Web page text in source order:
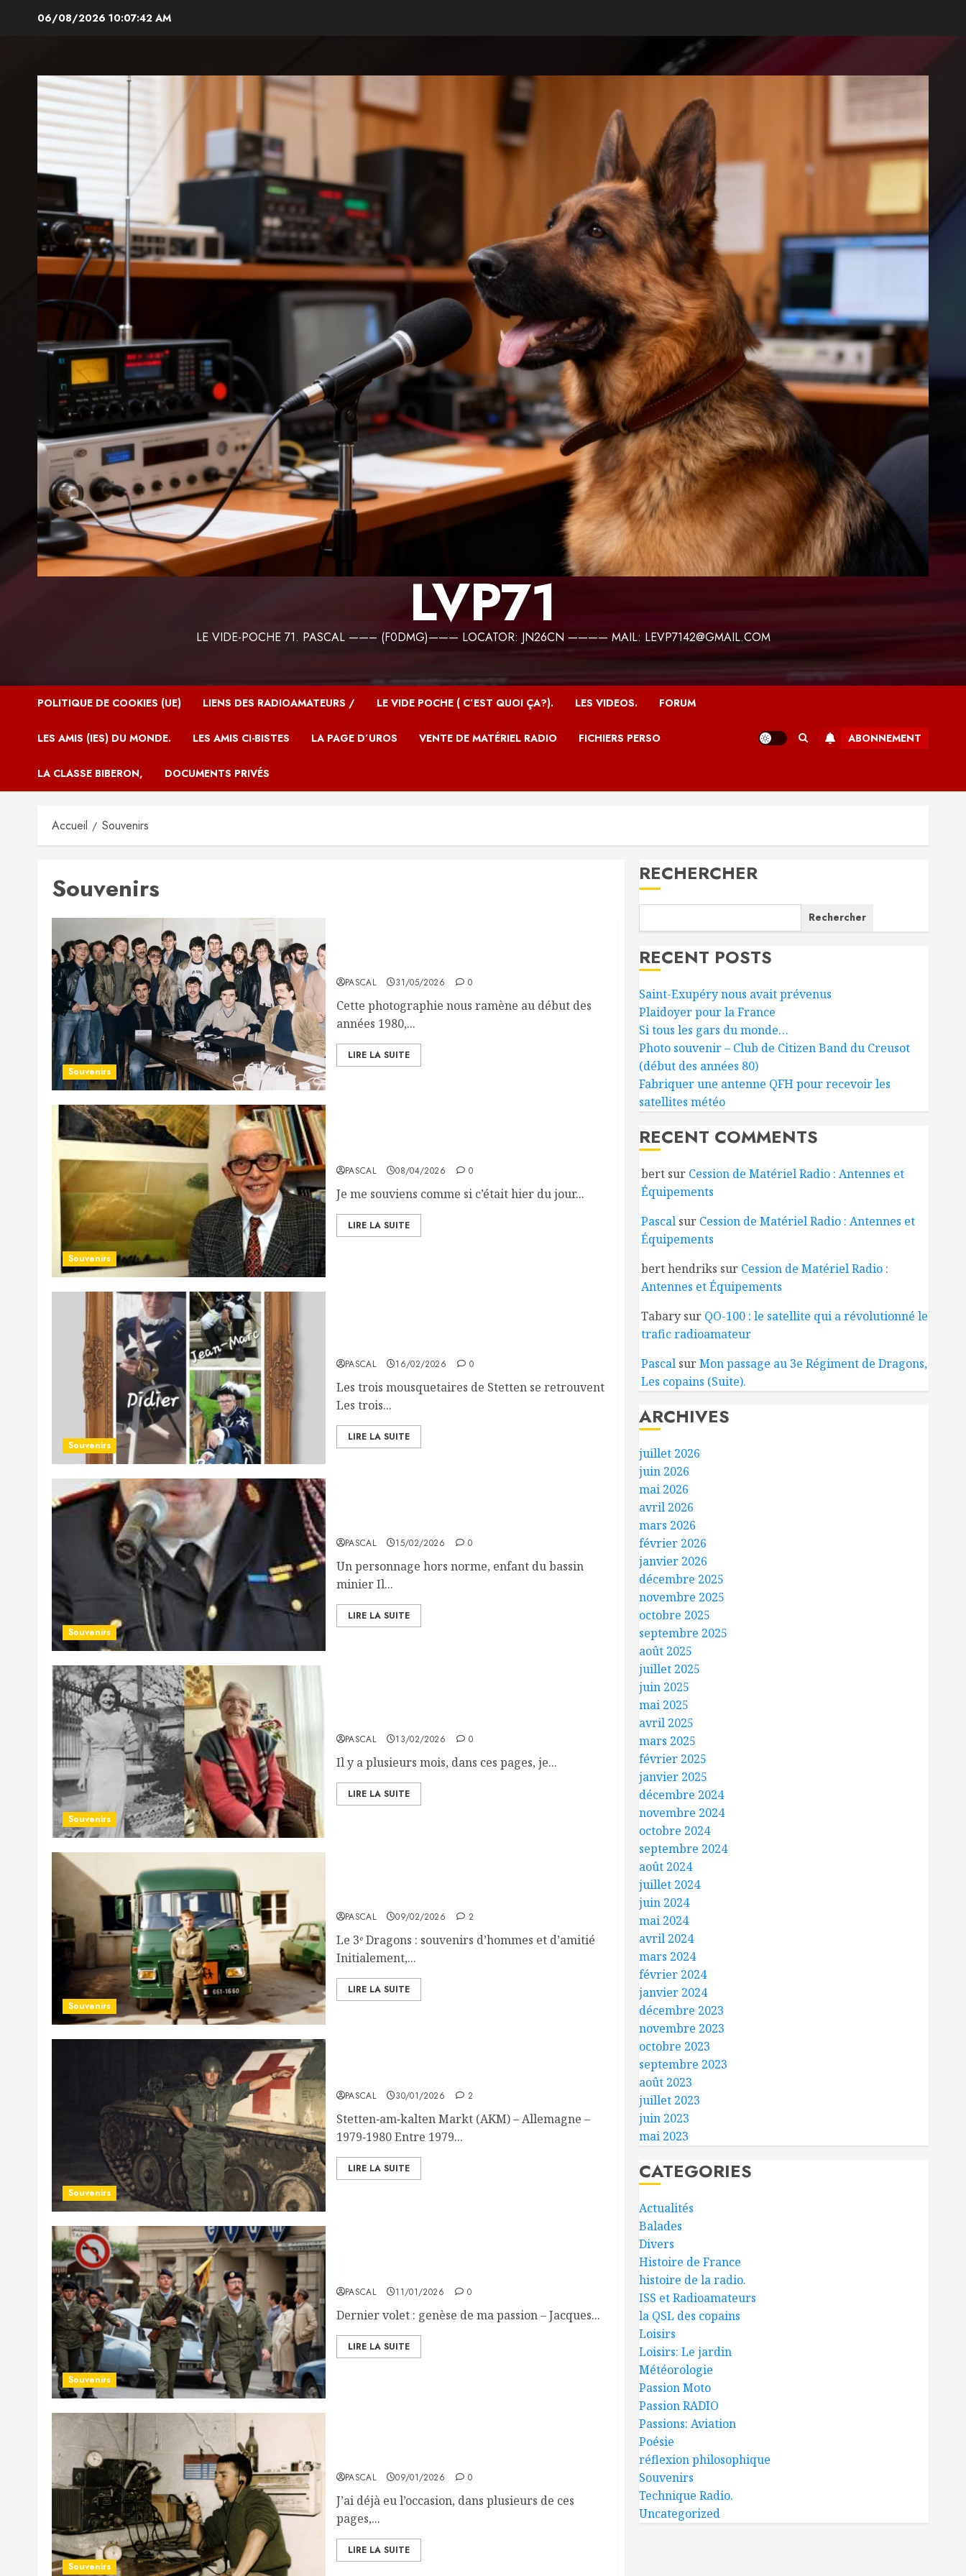
06/08/2026 10:07:44 AM
LVP71
LE VIDE-POCHE 71. PASCAL ——– (F0DMG)——— LOCATOR: JN26CN ———— MAIL: LEVP7142@GMAIL.COM
POLITIQUE DE COOKIES (UE) LIENS DES RADIOAMATEURS / LE VIDE POCHE ( C’EST QUOI ÇA?). LES VIDEOS. FORUM
LES AMIS (IES) DU MONDE. LES AMIS CI-BISTES LA PAGE D’UROS VENTE DE MATÉRIEL RADIO FICHIERS PERSO
LA CLASSE BIBERON, DOCUMENTS PRIVÉS
ABONNEMENT
Accueil Souvenirs
Souvenirs
Souvenirs
PASCAL 31/05/2026 0
Cette photographie nous ramène au début des
années 1980,...
LIRE LA SUITE
Souvenirs
PASCAL 08/04/2026 0
Je me souviens comme si c’était hier du jour...
LIRE LA SUITE
Souvenirs
PASCAL 16/02/2026 0
Les trois mousquetaires de Stetten se retrouvent
Les trois...
LIRE LA SUITE
Souvenirs
PASCAL 15/02/2026 0
Un personnage hors norme, enfant du bassin
minier Il...
LIRE LA SUITE
Souvenirs
PASCAL 13/02/2026 0
Il y a plusieurs mois, dans ces pages, je...
LIRE LA SUITE
Souvenirs
PASCAL 09/02/2026 2
Le 3ᵉ Dragons : souvenirs d’hommes et d’amitié
Initialement,...
LIRE LA SUITE
Souvenirs
PASCAL 30/01/2026 2
Stetten‑am‑kalten Markt (AKM) – Allemagne –
1979‑1980 Entre 1979...
LIRE LA SUITE
Souvenirs
PASCAL 11/01/2026 0
Dernier volet : genèse de ma passion – Jacques...
LIRE LA SUITE
Souvenirs
PASCAL 09/01/2026 0
J’ai déjà eu l’occasion, dans plusieurs de ces
pages,...
LIRE LA SUITE
RECHERCHER
Rechercher
RECENT POSTS
Saint-Exupéry nous avait prévenus
Plaidoyer pour la France
Si tous les gars du monde…
Photo souvenir – Club de Citizen Band du Creusot
(début des années 80)
Fabriquer une antenne QFH pour recevoir les
satellites météo
RECENT COMMENTS
bertsur Cession de Matériel Radio : Antennes et
Équipements
Pascalsur Cession de Matériel Radio : Antennes et
Équipements
bert hendriks sur Cession de Matériel Radio :
Antennes et Équipements
Tabarysur QO-100 : le satellite qui a révolutionné le
trafic radioamateur
PascalsurMon passage au 3e Régiment de Dragons,
Les copains (Suite).
ARCHIVES
juillet 2026
juin 2026
mai 2026
avril 2026
mars 2026
février 2026
janvier 2026
décembre 2025
novembre 2025
octobre 2025
septembre 2025
août 2025
juillet 2025
juin 2025
mai 2025
avril 2025
mars 2025
février 2025
janvier 2025
décembre 2024
novembre 2024
octobre 2024
septembre 2024
août 2024
juillet 2024
juin 2024
mai 2024
avril 2024
mars 2024
février 2024
janvier 2024
décembre 2023
novembre 2023
octobre 2023
septembre 2023
août 2023
juillet 2023
juin 2023
mai 2023
CATEGORIES
Actualités
Balades
Divers
Histoire de France
histoire de la radio.
ISS et Radioamateurs
la QSL des copains
Loisirs
Loisirs: Le jardin
Météorologie
Passion Moto
Passion RADIO
Passions: Aviation
Poésie
réflexion philosophique
Souvenirs
Technique Radio.
Uncategorized